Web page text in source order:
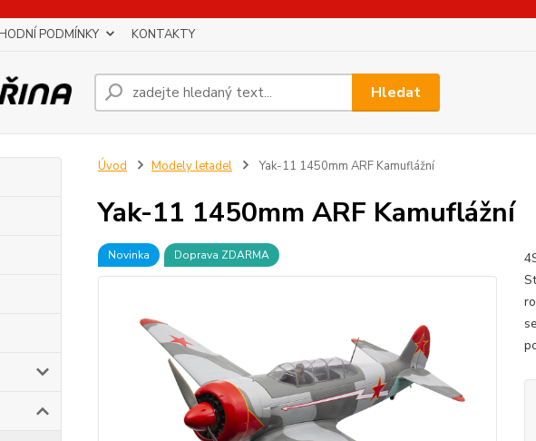
PODMÍNKY KONTAKTY
Hledat
Úvod Modely letadel Yak-11 1450mm ARF Kamuflážní
Yak-11 1450mm ARF Kamuflážní
Novinka Doprava ZDARMA